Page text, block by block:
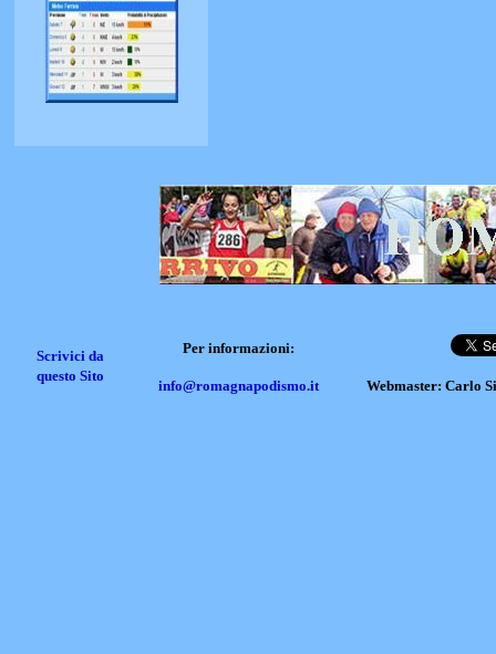
Scrivici da
questo Sito
Per informazioni:
info@romagnapodismo.it Webmaster: Carlo